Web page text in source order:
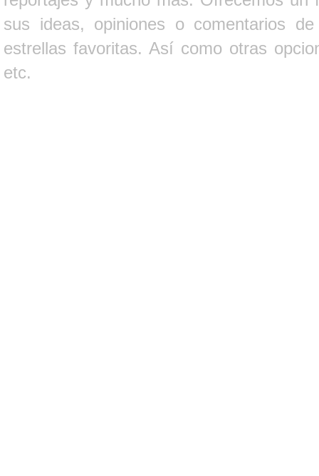
sus ideas, opiniones o comentarios
estrellas favoritas. Así como otras
etc.